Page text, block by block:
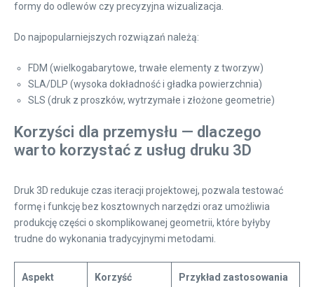
formy do odlewów czy precyzyjna wizualizacja.
Do najpopularniejszych rozwiązań należą:
FDM (wielkogabarytowe, trwałe elementy z tworzyw)
SLA/DLP (wysoka dokładność i gładka powierzchnia)
SLS (druk z proszków, wytrzymałe i złożone geometrie)
Korzyści dla przemysłu — dlaczego
warto korzystać z usług druku 3D
Druk 3D redukuje czas iteracji projektowej, pozwala testować
formę i funkcję bez kosztownych narzędzi oraz umożliwia
produkcję części o skomplikowanej geometrii, które byłyby
trudne do wykonania tradycyjnymi metodami.
Aspekt Korzyść Przykład zastosowania